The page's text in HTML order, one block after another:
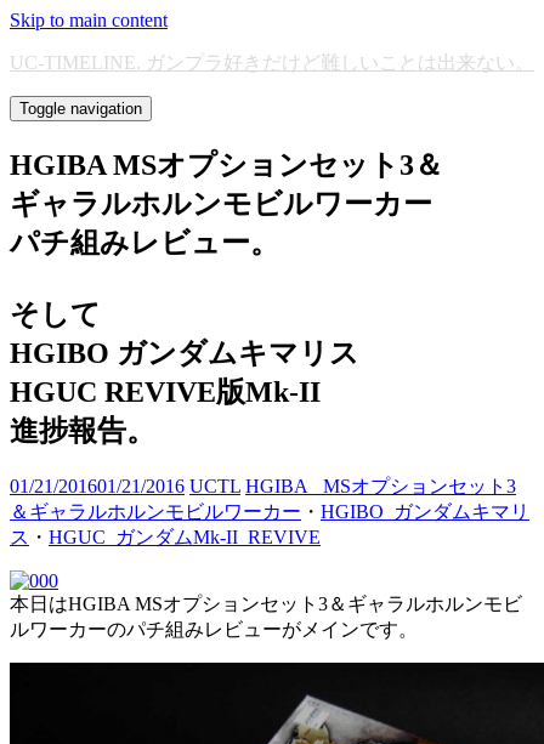
Skip to main content
UC-TIMELINE. ガンプラ好きだけど難しいことは出来ない。
Toggle navigation
HGIBA MSオプションセット3＆
ギャラルホルンモビルワーカー
パチ組みレビュー。
そして
HGIBO ガンダムキマリス
HGUC REVIVE版Mk-II
進捗報告。
01/21/201601/21/2016 UCTL HGIBA_ MSオプションセット3
＆ギャラルホルンモビルワーカー ・ HGIBO_ガンダムキマリ
ス ・ HGUC_ガンダムMk-II_REVIVE
本日はHGIBA MSオプションセット3＆ギャラルホルンモビ
ルワーカーのパチ組みレビューがメインです。